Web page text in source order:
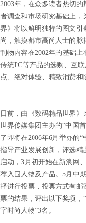
2003年，在众多读者热切
者调查和市场研究基础上，
界》将以鲜明独特的图文引
尚，触摸都市高尚人士的脉
刊物内容在2002年的基础
传统PC等产品的选购、互
点、绝对体验、精致消费和
日前，由《数码精品世界
世界传媒集团主办的“中国
了即将在2006年6月举办的
指导产业发展创新，评选精
启动，3月初开始在新浪网
荐入围人物及产品。5月中
择进行投票，投票方式有邮
票的结果，评出以下奖项，
字时尚人物”3名。